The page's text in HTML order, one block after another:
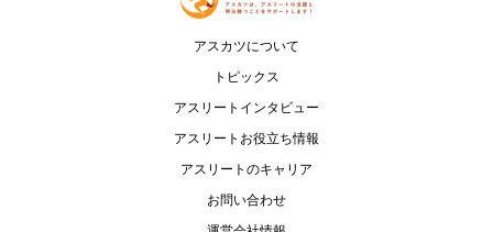
アスカツについて
トピックス
アスリートインタビュー
アスリートお役立ち情報
アスリートのキャリア
お問い合わせ